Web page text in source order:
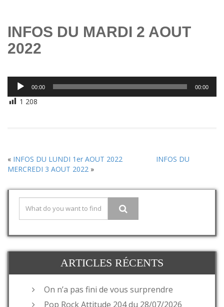
INFOS DU MARDI 2 AOUT
2022
Lecteur
audio
00:00 00:00
1 208
« INFOS DU LUNDI 1er AOUT 2022
INFOS DU
MERCREDI 3 AOUT 2022 »
ARTICLES RÉCENTS
On n’a pas fini de vous surprendre
Pop Rock Attitude 204 du 28/07/2026